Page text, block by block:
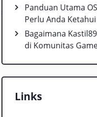
Panduan Utama
Perlu Anda
Bagaimana
di Komunitas
Links